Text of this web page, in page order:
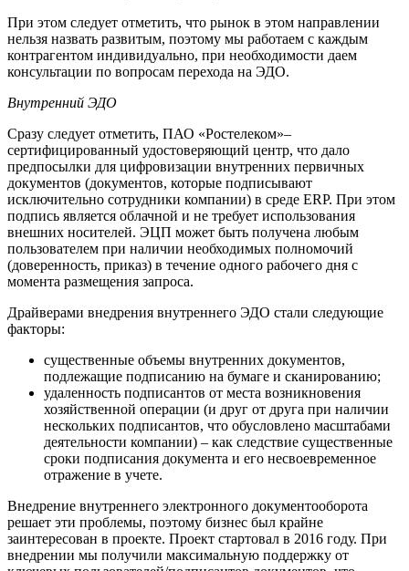
При этом следует отметить, что рынок в этом направлении
нельзя назвать развитым, поэтому мы работаем с каждым
контрагентом индивидуально, при необходимости даем
консультации по вопросам перехода на ЭДО.
Внутренний ЭДО
Сразу следует отметить, ПАО «Ростелеком»–
сертифицированный удостоверяющий центр, что дало
предпосылки для цифровизации внутренних первичных
документов (документов, которые подписывают
исключительно сотрудники компании) в среде ERP. При этом
подпись является облачной и не требует использования
внешних носителей. ЭЦП может быть получена любым
пользователем при наличии необходимых полномочий
(доверенность, приказ) в течение одного рабочего дня с
момента размещения запроса.
Драйверами внедрения внутреннего ЭДО стали следующие
факторы:
существенные объемы внутренних документов,
подлежащие подписанию на бумаге и сканированию;
удаленность подписантов от места возникновения
хозяйственной операции (и друг от друга при наличии
нескольких подписантов, что обусловлено масштабами
деятельности компании) – как следствие существенные
сроки подписания документа и его несвоевременное
отражение в учете.
Внедрение внутреннего электронного документооборота
решает эти проблемы, поэтому бизнес был крайне
заинтересован в проекте. Проект стартовал в 2016 году. При
внедрении мы получили максимальную поддержку от